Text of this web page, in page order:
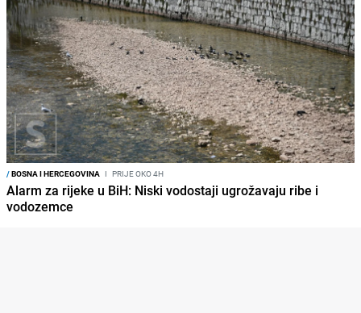
/BOSNA I HERCEGOVINA I PRIJE OKO 4H
Alarm za rijeke u BiH: Niski vodostaji ugrožavaju ribe i
vodozemce